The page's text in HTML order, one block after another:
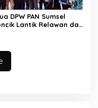
DPW PAN Sumsel
Lantik Relawan dan
PAN